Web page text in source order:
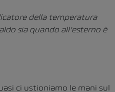
della temperatura
sia quando all’esterno è
ci ustioniamo le mani sul